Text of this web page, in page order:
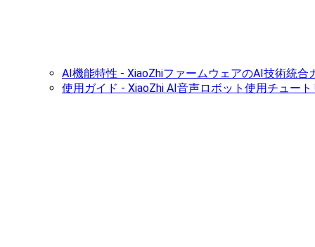
AI機能特性 - XiaoZhiファームウェアのAI技術統合
使用ガイド - XiaoZhi AI音声ロボット使用チュー